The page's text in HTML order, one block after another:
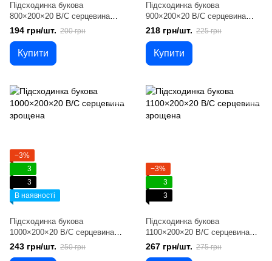
Підсходинка букова
800×200×20 B/C серцевина
зрощена
194 грн/шт. 200 грн
Купити
Підсходинка букова
900×200×20 B/C серцевина
зрощена
218 грн/шт. 225 грн
Купити
−3%
3
3
В наявності
Підсходинка букова
1000×200×20 B/C серцевина
зрощена
243 грн/шт. 250 грн
−3%
3
3
Підсходинка букова
1100×200×20 B/C серцевина
зрощена
267 грн/шт. 275 грн